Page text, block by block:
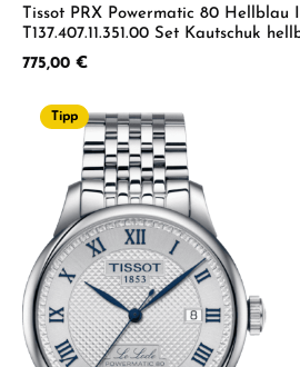
Tissot PRX Powermatic 80 Hellblau
T137.407.11.351.00 Set Kautschuk
Regulärer Preis:
775,00 €
Tipp